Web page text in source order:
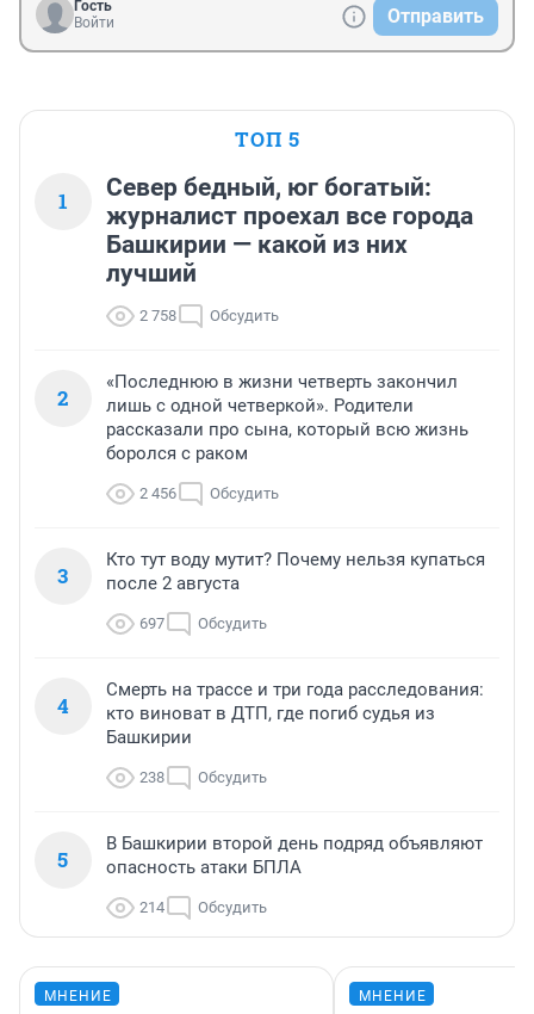
Гость
Войти
Отправить
ТОП 5
1
Север бедный, юг богатый:
журналист проехал все города
Башкирии — какой из них
лучший
2 758 Обсудить
2
«Последнюю в жизни четверть закончил
лишь с одной четверкой». Родители
рассказали про сына, который всю жизнь
боролся с раком
2 456 Обсудить
3
Кто тут воду мутит? Почему нельзя купаться
после 2 августа
697 Обсудить
4
Смерть на трассе и три года расследования:
кто виноват в ДТП, где погиб судья из
Башкирии
238 Обсудить
5
В Башкирии второй день подряд объявляют
опасность атаки БПЛА
214 Обсудить
МНЕНИЕ МНЕНИЕ